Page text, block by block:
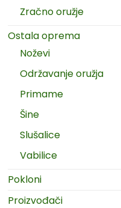
Zračno oružje
Ostala oprema
Noževi
Održavanje oružja
Primame
Šine
Slušalice
Vabilice
Pokloni
Proizvođači